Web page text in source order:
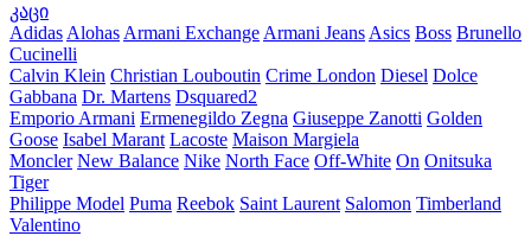
კაცი
Adidas Alohas Armani Exchange Armani Jeans Asics Boss Brunello
Cucinelli
Calvin Klein Christian Louboutin Crime London Diesel Dolce
Gabbana Dr. Martens Dsquared2
Emporio Armani Ermenegildo Zegna Giuseppe Zanotti Golden
Goose Isabel Marant Lacoste Maison Margiela
Moncler New Balance Nike North Face Off-White On Onitsuka
Tiger
Philippe Model Puma Reebok Saint Laurent Salomon Timberland
Valentino